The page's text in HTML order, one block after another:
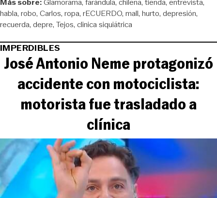
habla robo Carlos ropa rECUERDO mall hurto depresión
recuerda depre Tejos clinica siquiátrica
IMPERDIBLES
José Antonio Neme protagonizó
accidente con motociclista:
motorista fue trasladado a
clínica